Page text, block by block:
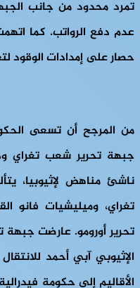
تمرد محدود من جانب
عدم دفع الرواتب. كما
حصار على إمدادات الوقود
من المرجح أن تسعى
جبهة تحرير شعب تغراي
ناشئ مناهض لإثيوبيا،
تغراي، وميليشيات فانو
تحرير أورومو. عارضت
الإثيوبي آبي أحمد
الأقاليم إلى حكومة